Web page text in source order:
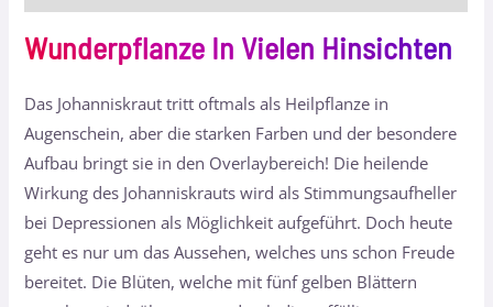
Wunderpflanze In Vielen Hinsichten
Das Johanniskraut tritt oftmals als Heilpflanze in
Augenschein, aber die starken Farben und der besondere
Aufbau bringt sie in den Overlaybereich! Die heilende
Wirkung des Johanniskrauts wird als Stimmungsaufheller
bei Depressionen als Möglichkeit aufgeführt. Doch heute
geht es nur um das Aussehen, welches uns schon Freude
bereitet. Die Blüten, welche mit fünf gelben Blättern